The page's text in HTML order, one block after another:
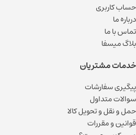
حساب کاربری
درباره ما
تماس با ما
بلاگ میسفا
خدمات مشتریان
پیگیری سفارشات
سوالات متداول
حمل و نقل و تحویل کالا
قوانین و مقررات